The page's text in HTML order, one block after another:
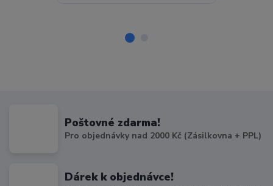
Poštovné zdarma!
Pro objednávky nad 2000 Kč (Zásilkovna + PPL)
Dárek k objednávce!